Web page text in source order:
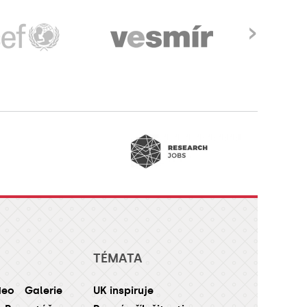
›
Galerie
TÉMATA
UK inspiruje